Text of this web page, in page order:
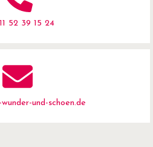
52 39 15 24
und-schoen.de